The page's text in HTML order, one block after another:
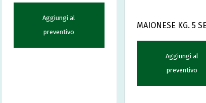
Aggiungi al
preventivo
MAIONESE KG. 5
Aggiungi al
preventivo